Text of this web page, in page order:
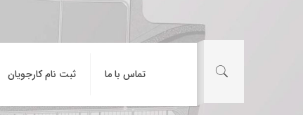
ثبت نام کارجویان تماس با ما